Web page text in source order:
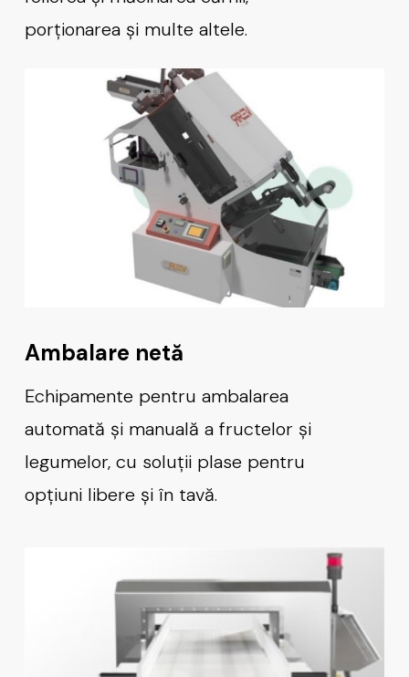
porționarea și multe altele.
Ambalare netă
Echipamente pentru ambalarea
automată și manuală a fructelor și
legumelor, cu soluții plase pentru
opțiuni libere și în tavă.